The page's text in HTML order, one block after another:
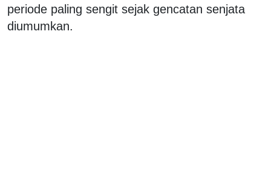
periode paling sengit sejak gencatan senjata
diumumkan.